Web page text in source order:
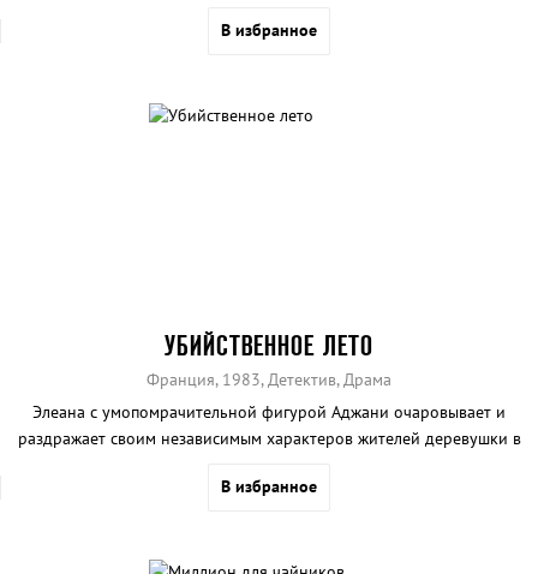
В избранное
УБИЙСТВЕННОЕ ЛЕТО
Франция, 1983, Детектив, Драма
Элеана с умопомрачительной фигурой Аджани очаровывает и
раздражает своим независимым характеров жителей деревушки в
В избранное